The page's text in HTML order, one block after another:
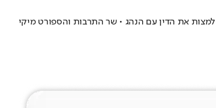
למצות את הדין עם הנהג • שר התרבות והספורט מיקי